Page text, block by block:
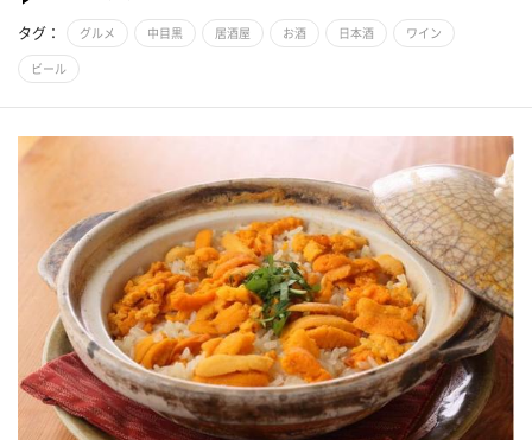
タグ： グルメ 中目黒 居酒屋 お酒 日本酒 ワイン
ビール